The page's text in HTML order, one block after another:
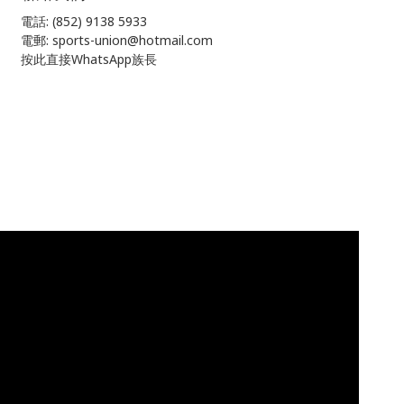
電話: (852) 9138 5933
電郵: sports-union@hotmail.com
按此直接WhatsApp族長